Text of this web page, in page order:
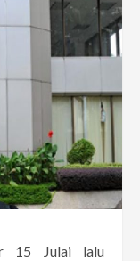
15 Julai lalu